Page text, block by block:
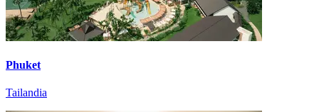
Phuket
Tailandia